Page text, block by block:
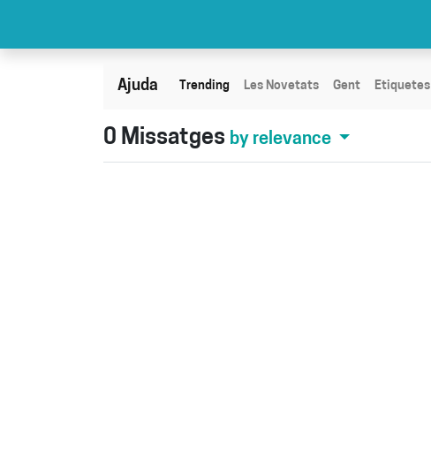
Ajuda Trending Les Novetats Gent Etiquetes
0 Missatges by relevance